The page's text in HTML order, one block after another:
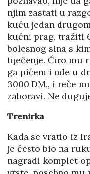
njim zastati u
kuću jedan
kućni prag, tražiti
bolesnog sina s
liječenje. Ćiro mu
ga pićem i ode u
3000 DM., i reče
zaboravi. Ne
Trenirka
Kada se vratio iz
je često bio na
nagradi komplet